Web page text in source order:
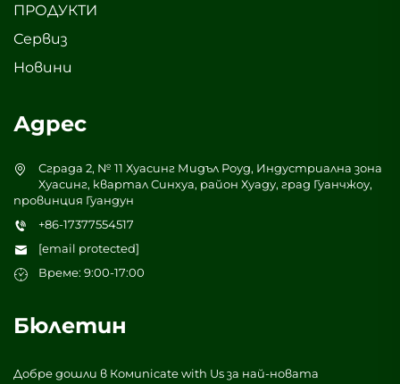
ПРОДУКТИ
Сервиз
Новини
Адрес
Сграда 2, № 11 Хуасинг Мидъл Роуд, Индустриална зона
Хуасинг, квартал Синхуа, район Хуаду, град Гуанчжоу,
провинция Гуандун
+86-17377554517
[email protected]
Време: 9:00-17:00
Бюлетин
Добре дошли в Комunicate with Us за най-новата